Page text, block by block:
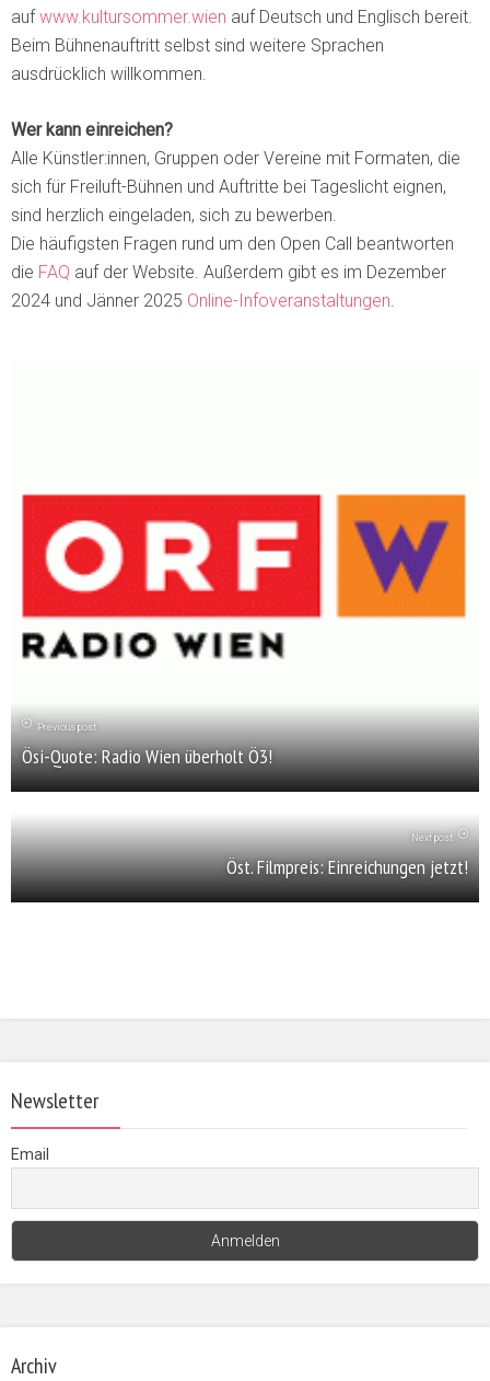
aufwww.kultursommer.wien auf Deutsch und Englisch bereit.
Beim Bühnenauftritt selbst sind weitere Sprachen
ausdrücklich willkommen.
Wer kann einreichen?
Alle Künstler:innen, Gruppen oder Vereine mit Formaten, die
sich für Freiluft-Bühnen und Auftritte bei Tageslicht eignen,
sind herzlich eingeladen, sich zu bewerben.
Die häufigsten Fragen rund um den Open Call beantworten
die FAQ auf der Website. Außerdem gibt es im Dezember
2024 und Jänner 2025 Online-Infoveranstaltungen
Previous post
Ösi-Quote: Radio Wien überholt Ö3!
Next post
Öst. Filmpreis: Einreichungen jetzt!
Newsletter
Email
Archiv